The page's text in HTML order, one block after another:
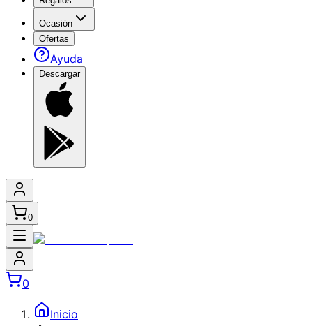
Ocasión
Ofertas
Ayuda
Descargar
0
0
Inicio